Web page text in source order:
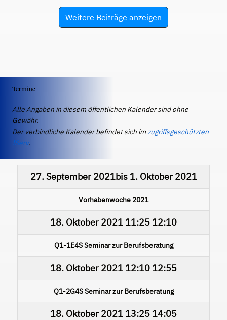
Weitere Beiträge anzeigen
Termine
Alle Angaben in diesem öffentlichen Kalender sind ohne
Gewähr.
Der verbindliche Kalender befindet sich imzugriffsgeschützten
IServ.
27. September 2021bis 1. Oktober 2021
Vorhabenwoche 2021
18. Oktober 2021 11:25 12:10
Q1-1E4S Seminar zur Berufsberatung
18. Oktober 2021 12:10 12:55
Q1-2G4S Seminar zur Berufsberatung
18. Oktober 2021 13:25 14:05